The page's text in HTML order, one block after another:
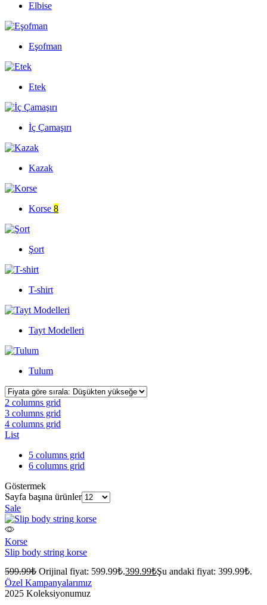
Elbise
Eşofman
Etek
İç Çamaşırı
Kazak
Korse 8
Şort
T-shirt
Tayt Modelleri
Tulum
2 columns grid
3 columns grid
4 columns grid
List
5 columns grid
6 columns grid
Göstermek
Sayfa başına ürünler
Sale
Korse
Slip body string korse
599.99₺ Orijinal fiyat: 599.99₺.399.99₺Şu andaki fiyat: 399.99₺.
Özel Kampanyalarımız
2025 Koleksiyonumuz